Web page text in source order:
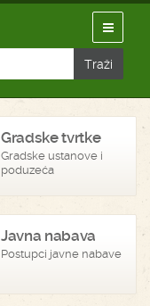
Gradske tvrtke
Gradske ustanove i
poduzeća
Javna nabava
Postupci javne nabave